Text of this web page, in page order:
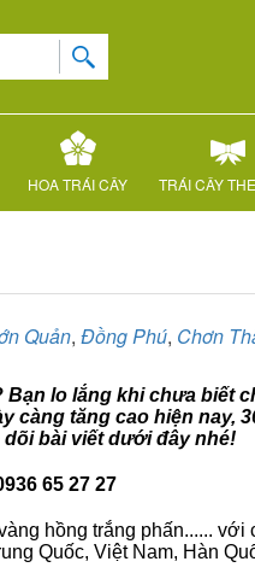
HOA TRÁI CÂY TRÁI CÂY
Quản, Đồng Phú, Chơn
lo lắng khi chưa biết
tăng cao hiện nay,
bài viết dưới đây nhé!
65 27 27
hồng trắng phấn......
Quốc, Việt Nam, Hàn